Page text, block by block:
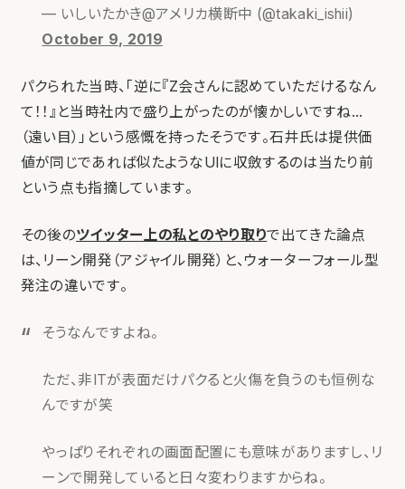
— いしいたかき@アメリカ横断中 (@takaki_ishii)
October 9, 2019
パクられた当時、「逆に『Z会さんに認めていただけるなん
て！！』と当時社内で盛り上がったのが懐かしいですね…
（遠い目）」という感慨を持ったそうです。石井氏は提供価
値が同じであれば似たようなUIに収斂するのは当たり前
という点も指摘しています。
その後のツイッター上の私とのやり取りで出てきた論点
は、リーン開発（アジャイル開発）と、ウォーターフォール型
発注の違いです。
そうなんですよね。
ただ、非ITが表面だけパクると火傷を負うのも恒例な
んですが笑
やっぱりそれぞれの画面配置にも意味がありますし、リ
ーンで開発していると日々変わりますからね。